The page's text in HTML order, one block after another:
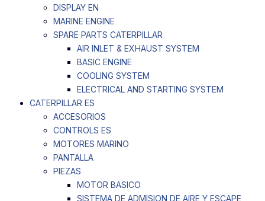
DISPLAY EN
MARINE ENGINE
SPARE PARTS CATERPILLAR
AIR INLET & EXHAUST SYSTEM
BASIC ENGINE
COOLING SYSTEM
ELECTRICAL AND STARTING SYSTEM
CATERPILLAR ES
ACCESORIOS
CONTROLS ES
MOTORES MARINO
PANTALLA
PIEZAS
MOTOR BASICO
SISTEMA DE ADMISION DE AIRE Y ESCAPE